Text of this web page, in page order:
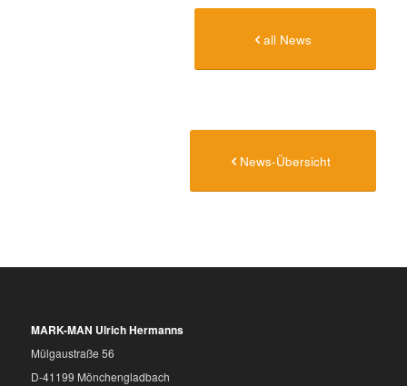
all News
News-Übersicht
MARK-MAN Ulrich Hermanns
Mülgaustraße 56
D-41199 Mönchengladbach